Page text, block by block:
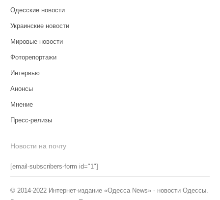
Одесские новости
Украинские новости
Мировые новости
Фоторепортажи
Интервью
Анонсы
Мнение
Пресс-релизы
Новости на почту
[email-subscribers-form id="1"]
© 2014-2022 Интернет-издание «Одесса News» - новости Одессы.